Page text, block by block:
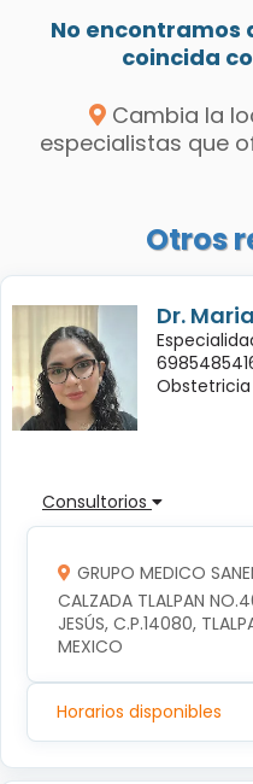
No encontramos
coincida
Cambia la
especialistas que
Otros
Dr.
Obstetricia
Consultorios
GRUPO MEDICO
CALZADA TLALPAN
JESÚS, C.P.14080,
MEXICO
Horarios disponibles